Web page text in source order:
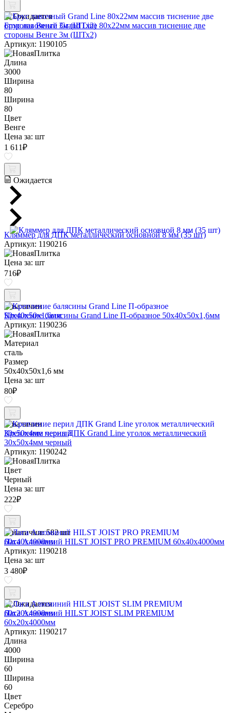
Ожидается
Брус лавочный Grand Line 80х22мм массив тиснение две
стороны Венге 3м (ШТх2)
Артикул: 1190105
Длина
3000
Ширина
80
Ширина
80
Цвет
Венге
Цена за: шт
1 611₽
Ожидается
Кляммер для ДПК металлический основной 8 мм (35 шт)
Артикул: 1190216
Цена за: шт
716₽
В наличии
Крепление балясины Grand Line П-образное 50х40х50х1,6мм
Артикул: 1190236
Материал
сталь
Размер
50х40х50х1,6 мм
Цена за: шт
80₽
В наличии
Крепление перил ДПК Grand Line уголок металлический
30х50х4мм черный
Артикул: 1190242
Цвет
Черный
Цена за: шт
222₽
В наличии: 582 шт
Лага Алюминий HILST JOIST PRO PREMIUM 60х40х4000мм
Артикул: 1190218
Цена за: шт
3 480₽
Ожидается
Лага Алюминий HILST JOIST SLIM PREMIUM
60х20х4000мм
Артикул: 1190217
Длина
4000
Ширина
60
Ширина
60
Цвет
Серебро